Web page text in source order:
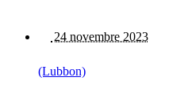
24 novembre 2023
(Lubbon)